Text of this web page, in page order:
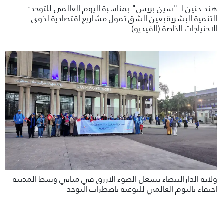
هند حنين لـ "سين بريس" بمناسبة اليوم العالمي للتوحد:
التنمية البشرية بعين الشق تمول مشاريع اقتصادية لذوي
الاحنياجات الخاصة (الفيديو)
ولاية الدارالبيضاء تشعل الضوء الازرق في مباني وسط المدينة
احتفاء باليوم العالمي للتوعية باضطراب التوحد